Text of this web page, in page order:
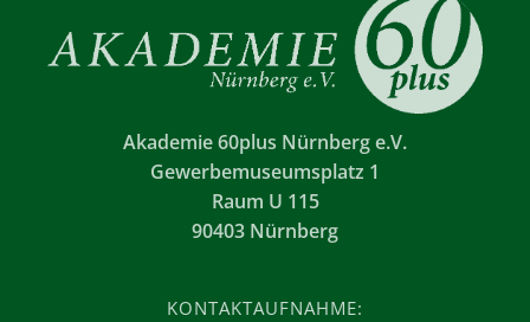
Akademie 60plus Nürnberg e.V.
Gewerbemuseumsplatz 1
Raum U 115
90403 Nürnberg
KONTAKTAUFNAHME: